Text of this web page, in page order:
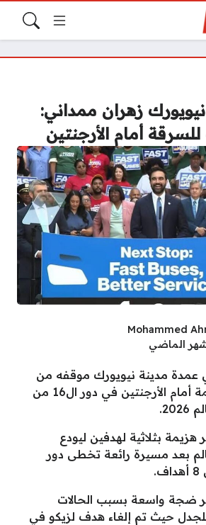
زهران ممداني:
أمام الأرجنتين
Mohammed
الماضي
عمدة مدينة نيويورك موقفه من
خسارة مصر المؤلمة أمام الأرجنتين في دور ال16 من
بثلاثية لهدفين ليودع
بعد مسيرة رائعة تخطى دور
ضجة واسعة بسبب الحالات
للجدل حيث تم إلغاء هدف لزيكو في